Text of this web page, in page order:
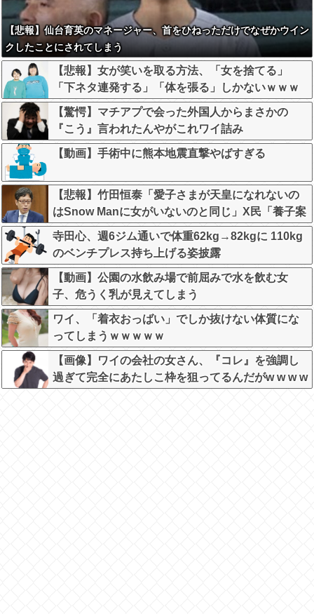
【悲報】仙台育英のマネージャー、首をひねっただけでなぜかウイン
クしたことにされてしまう
【悲報】女が笑いを取る方法、「女を捨てる」
「下ネタ連発する」「体を張る」しかないｗｗｗ
ｗｗ
【驚愕】マチアプで会った外国人からまさかの
『こう』言われたんやがこれワイ詰み
か？？？？？？？
【動画】手術中に熊本地震直撃やばすぎる
【悲報】竹田恒泰「愛子さまが天皇になれないの
はSnow Manに女がいないのと同じ」X民「養子案
はSnow Manに竹田恒泰が入るようなもの」
寺田心、週6ジム通いで体重62kg→82kgに 110kg
のベンチプレス持ち上げる姿披露
【動画】公園の水飲み場で前屈みで水を飲む女
子、危うく乳が見えてしまう
ワイ、「着衣おっばい」でしか抜けない体質にな
ってしまうｗｗｗｗｗ
【画像】ワイの会社の女さん、『コレ』を強調し
過ぎて完全にあたしこ枠を狙ってるんだがw w w w